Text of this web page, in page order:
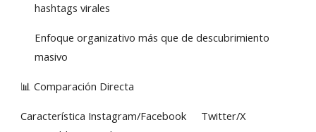
hashtags virales
Enfoque organizativo más que de descubrimiento
masivo
📊 Comparación Directa
Característica Instagram/Facebook
Twitter/X